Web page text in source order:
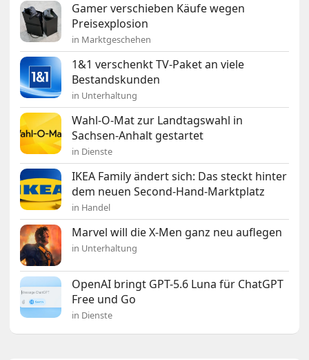
Gamer verschieben Käufe wegen
Preisexplosion
in Marktgeschehen
1&1 verschenkt TV-Paket an viele
Bestandskunden
in Unterhaltung
Wahl-O-Mat zur Landtagswahl in
Sachsen-Anhalt gestartet
in Dienste
IKEA Family ändert sich: Das steckt hinter
dem neuen Second-Hand-Marktplatz
in Handel
Marvel will die X-Men ganz neu auflegen
in Unterhaltung
OpenAI bringt GPT-5.6 Luna für ChatGPT
Free und Go
in Dienste